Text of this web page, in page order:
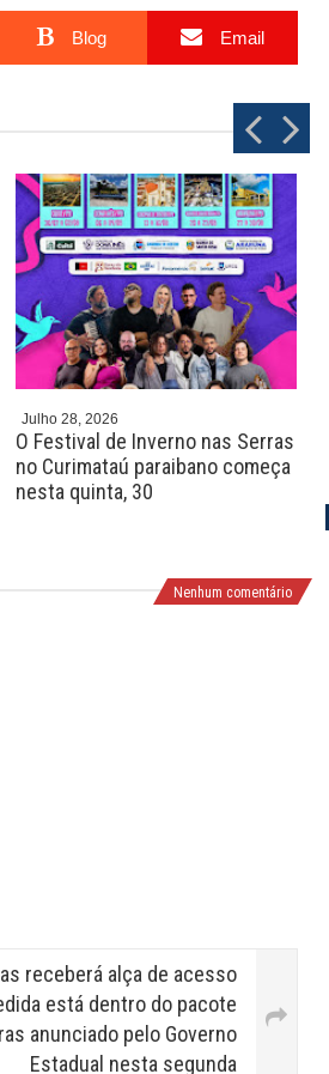
Blog Email
Julho 28, 2026
O Festival de Inverno nas Serras
no Curimataú paraibano começa
nesta quinta, 30
P
r
e
v
N
x
t
Nenhum comentário
receberá alça de acesso
está dentro do pacote
anunciado pelo Governo
Estadual nesta segunda